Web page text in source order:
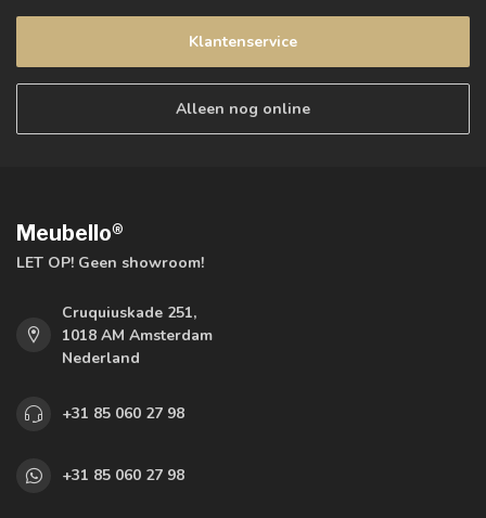
Klantenservice
Alleen nog online
Meubello®
LET OP! Geen showroom!
Cruquiuskade 251,
1018 AM Amsterdam
Nederland
+31 85 060 27 98
+31 85 060 27 98